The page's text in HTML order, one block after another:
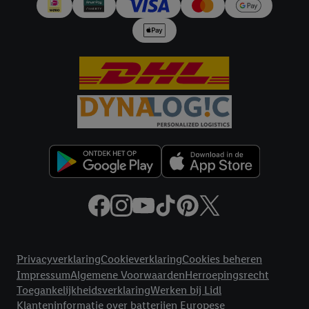
PrivacyverklaringCookieverklaringCookies beheren
ImpressumAlgemene VoorwaardenHerroepingsrecht
ToegankelijkheidsverklaringWerken bij Lidl
Klanteninformatie over batterijen Europese
en Lidl-diensten, met behulp van jouw gehashte e-mailadres en
met eventuele andere identifiers of met identifiers waarover
Criteo S.A. beschikt, aan jou kunnen worden toegewezen.
vergelijkbare technieken en met welke verwerkingsdoeleinden
je instemt. Verder kan je er meer informatie vinden over de
gegevensverwerking.
Door te klikken op "Weigeren", kies je voor de optie dat er enkel
worden gebruikt.
Door op "Akkoord" te klikken, stem je in met alle verwerkingen
inclusief over de opslagperiode van de gegevens en je recht om
jouw toestemming op elk gewenst moment in te trekken, vind je
wij inzetten.